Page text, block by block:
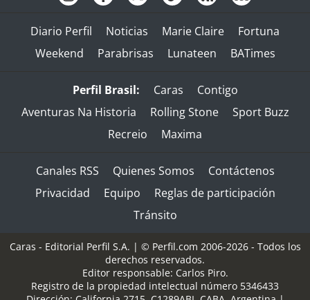
Diario Perfil Noticias Marie Claire
Fortuna
Weekend
Parabrisas Lunateen BATimes
Perfil Brasil: Caras
Contigo
Aventuras Na Historia
Rolling Stone
Sport Buzz
Recreio
Maxima
Canales RSS Quienes Somos
Contáctenos
Privacidad
Equipo
Reglas de participación
Tránsito
Caras - Editorial Perfil S.A. | © Perfil.com 2006-2026 - Todos los
derechos reservados.
Editor responsable: Carlos Piro.
Registro de la propiedad intelectual número 5346433